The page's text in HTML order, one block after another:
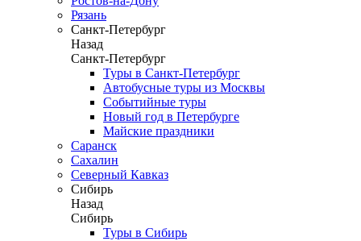
Рязань
Санкт-Петербург
Назад
Санкт-Петербург
Туры в Санкт-Петербург
Автобусные туры из Москвы
Событийные туры
Новый год в Петербурге
Майские праздники
Саранск
Сахалин
Северный Кавказ
Сибирь
Назад
Сибирь
Туры в Сибирь